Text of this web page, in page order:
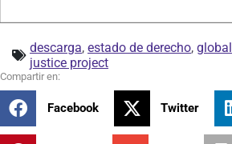
descarga, estado de derecho, global
justice project
Facebook Twitter